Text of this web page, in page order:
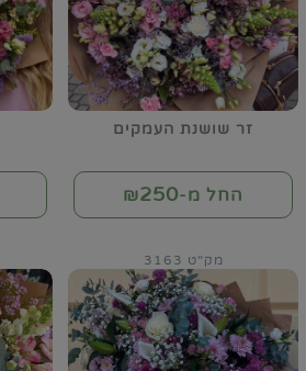
זר שושנת העמקים
החל מ-₪250
מק"ט 3163